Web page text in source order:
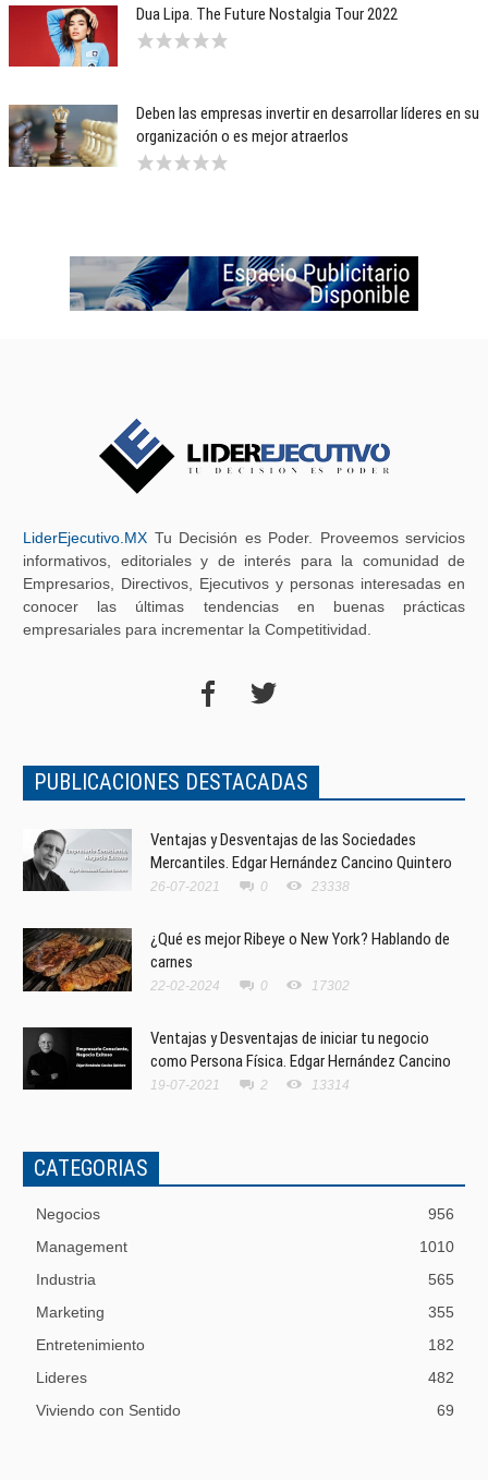
Dua Lipa. The Future Nostalgia Tour 2022
Deben las empresas invertir en desarrollar líderes en su
organización o es mejor atraerlos
LiderEjecutivo.MX Tu Decisión es Poder. Proveemos servicios
informativos, editoriales y de interés para la comunidad de
Empresarios, Directivos, Ejecutivos y personas interesadas en
conocer las últimas tendencias en buenas prácticas
empresariales para incrementar la Competitividad.
PUBLICACIONES DESTACADAS
Ventajas y Desventajas de las Sociedades
Mercantiles. Edgar Hernández Cancino Quintero
26-07-2021 0 23338
¿Qué es mejor Ribeye o New York? Hablando de
carnes
22-02-2024 0 17302
Ventajas y Desventajas de iniciar tu negocio
como Persona Física. Edgar Hernández Cancino
19-07-2021 2 13314
CATEGORIAS
Negocios
956
Management
1010
Industria
565
Marketing
355
Entretenimiento
182
Lideres
482
Viviendo con Sentido
69